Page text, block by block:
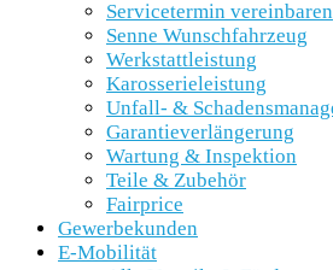
Servicetermin vereinbaren
Senne Wunschfahrzeug
Werkstattleistung
Karosserieleistung
Unfall- &
Garantieverlängerung
Wartung & Inspektion
Teile & Zubehör
Fairprice
Gewerbekunden
E-Mobilität